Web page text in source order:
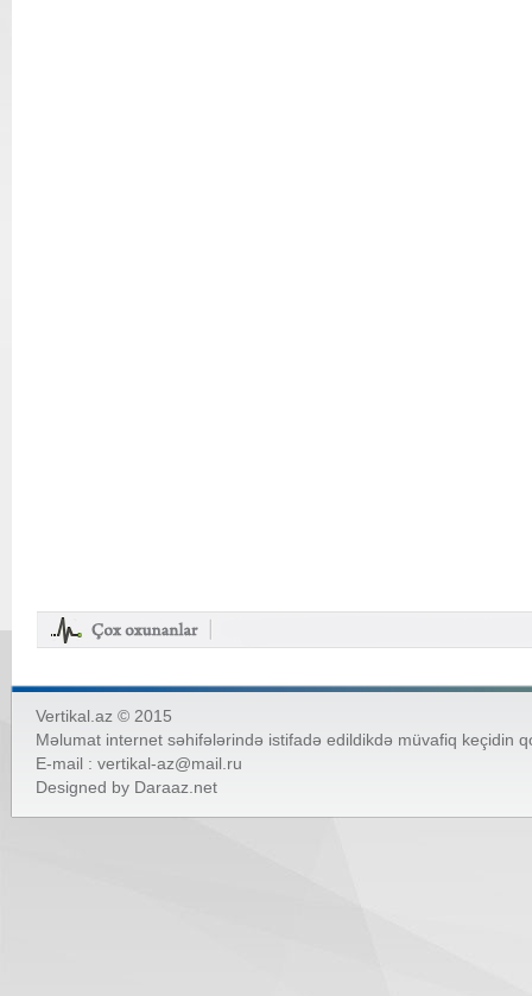
Vertikal.az © 2015
Məlumat internet səhifələrində istifadə edildikdə müvafiq keçidin
E-mail : vertikal-az@mail.ru
Designed by Daraaz.net